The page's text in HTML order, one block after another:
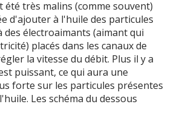
été très malins (comme souvent)
d'ajouter à l'huile des particules
des électroaimants (aimant qui
placés dans les canaux de
la vitesse du débit. Plus il y a
puissant, ce qui aura une
forte sur les particules présentes
Les schéma du dessous